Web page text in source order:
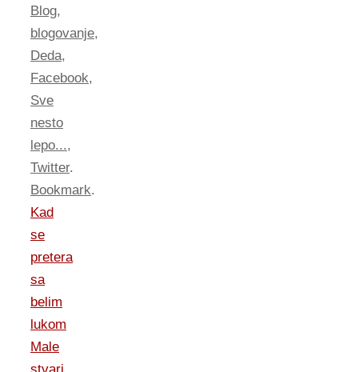
Blog,
blogovanje,
Deda,
Facebook,
Sve
nesto
lepo...,
Twitter.
Bookmark.
Kad
se
pretera
sa
belim
lukom
Male